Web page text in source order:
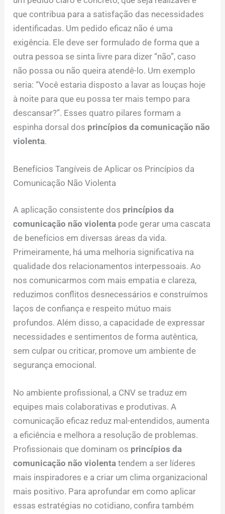
que contribua para a satisfação das necessidades
identificadas. Um pedido eficaz não é uma
exigência. Ele deve ser formulado de forma que a
outra pessoa se sinta livre para dizer “não”, caso
não possa ou não queira atendê-lo. Um exemplo
seria: “Você estaria disposto a lavar as louças hoje
à noite para que eu possa ter mais tempo para
descansar?”. Esses quatro pilares formam a
espinha dorsal dos princípios da comunicação não
violenta.
Benefícios Tangíveis de Aplicar os Princípios da
Comunicação Não Violenta
A aplicação consistente dos princípios da
comunicação não violenta pode gerar uma cascata
de benefícios em diversas áreas da vida.
Primeiramente, há uma melhoria significativa na
qualidade dos relacionamentos interpessoais. Ao
nos comunicarmos com mais empatia e clareza,
reduzimos conflitos desnecessários e construímos
laços de confiança e respeito mútuo mais
profundos. Além disso, a capacidade de expressar
necessidades e sentimentos de forma autêntica,
sem culpar ou criticar, promove um ambiente de
segurança emocional.
No ambiente profissional, a CNV se traduz em
equipes mais colaborativas e produtivas. A
comunicação eficaz reduz mal-entendidos, aumenta
a eficiência e melhora a resolução de problemas.
Profissionais que dominam os princípios da
comunicação não violenta tendem a ser líderes
mais inspiradores e a criar um clima organizacional
mais positivo. Para aprofundar em como aplicar
essas estratégias no cotidiano, confira também